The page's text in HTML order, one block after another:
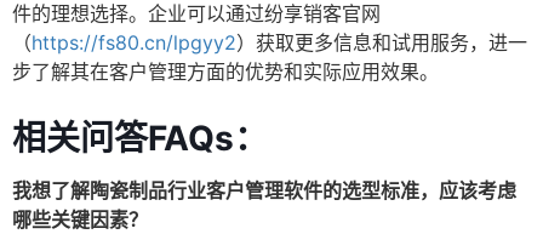
件的理想选择。企业可以通过纷享销客官网
（https://fs80.cn/lpgyy2）获取更多信息和试用服务，进一
步了解其在客户管理方面的优势和实际应用效果。
相关问答FAQs：
我想了解陶瓷制品行业客户管理软件的选型标准，应该考虑
哪些关键因素？